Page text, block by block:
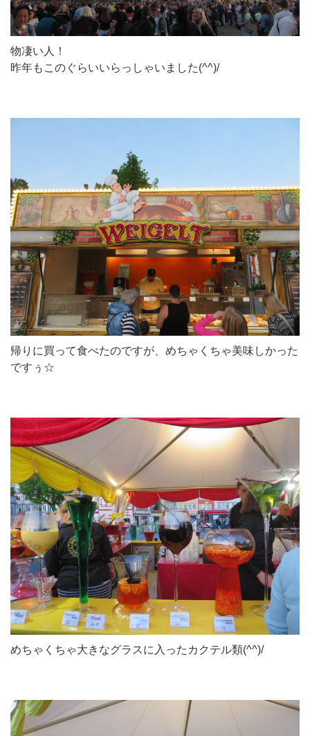
物凄い人！
昨年もこのぐらいいらっしゃいました(^^)/
帰りに買って食べたのですが、めちゃくちゃ美味しかった
ですぅ☆
めちゃくちゃ大きなグラスに入ったカクテル類(^^)/